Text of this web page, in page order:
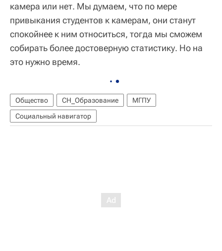
камера или нет. Мы думаем, что по мере
привыкания студентов к камерам, они станут
спокойнее к ним относиться, тогда мы сможем
собирать более достоверную статистику. Но на
это нужно время.
Общество СН_Образование
МГПУ
Социальный навигатор